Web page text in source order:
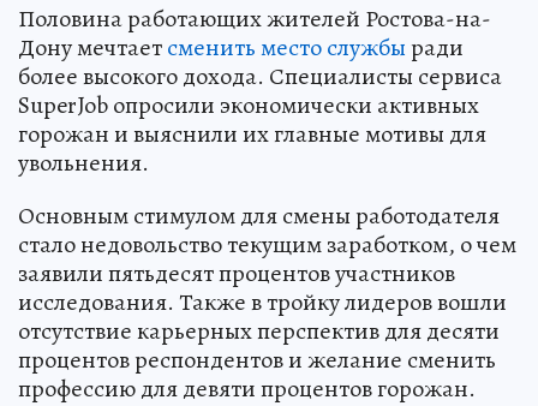
Половина работающих жителей Ростова-на-
Дону мечтаетсменить место службыради
более высокого дохода. Специалисты сервиса
SuperJob опросили экономически активных
горожан и выяснили их главные мотивы для
увольнения.
Основным стимулом для смены работодателя
стало недовольство текущим заработком, о чем
заявили пятьдесят процентов участников
исследования. Также в тройку лидеров вошли
отсутствие карьерных перспектив для десяти
процентов респондентов и желание сменить
профессию для девяти процентов горожан.